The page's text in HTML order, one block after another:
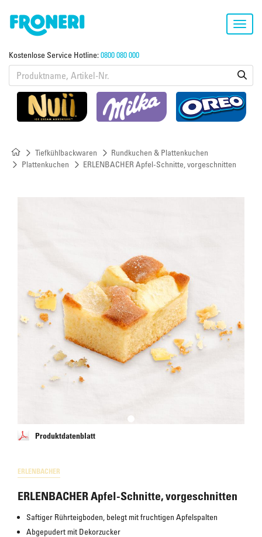
Kostenlose Service Hotline:0800 080 000
Tiefkühlbackwaren
Rundkuchen & Plattenkuchen
Plattenkuchen
ERLENBACHER Apfel-Schnitte, vorgeschnitten
Produktdatenblatt
ERLENBACHER
ERLENBACHER Apfel-Schnitte, vorgeschnitten
Saftiger Rührteigboden, belegt mit fruchtigen Apfelspalten
Abgepudert mit Dekorzucker